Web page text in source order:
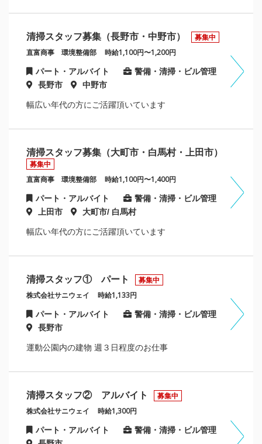
清掃スタッフ募集（長野市・中野市） 募集中
直富商事 環境整備部 時給1,100円〜1,200円
パート・アルバイト
警備・清掃・ビル管理
長野市
中野市
幅広い年代の方にご活躍頂いています
清掃スタッフ募集（大町市・白馬村・上田市）
募集中
直富商事 環境整備部 時給1,100円〜1,400円
パート・アルバイト
警備・清掃・ビル管理
上田市
大町市/ 白馬村
幅広い年代の方にご活躍頂いています
清掃スタッフ① パート 募集中
株式会社サニウェイ 時給1,133円
パート・アルバイト
警備・清掃・ビル管理
長野市
運動公園内の建物 週３日程度のお仕事
清掃スタッフ② アルバイト 募集中
株式会社サニウェイ 時給1,300円
パート・アルバイト
警備・清掃・ビル管理